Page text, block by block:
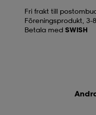
Fri frakt till
Föreningsprodukt,
Betala med SWISH